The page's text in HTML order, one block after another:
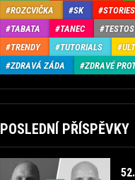
ROZCVIČKA SK STORIES
TABATA
TANEC
TRENDY
TUTORIALS
ZDRAVÁ ZÁDA
ZDRAVÉ
POSLEDNÍ PŘÍSPĚVKY